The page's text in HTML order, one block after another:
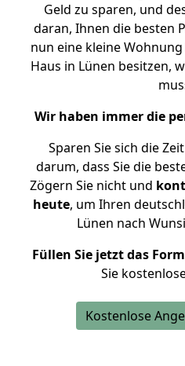
Geld zu sparen, und
daran, Ihnen die besten
nun eine kleine
Haus in Lünen besitzen,
Wir haben immer die
Sparen Sie sich die
darum, dass Sie die
Zögern Sie nicht und
heute, um Ihren
Lünen nach
Füllen Sie jetzt das
Sie
Kostenlose